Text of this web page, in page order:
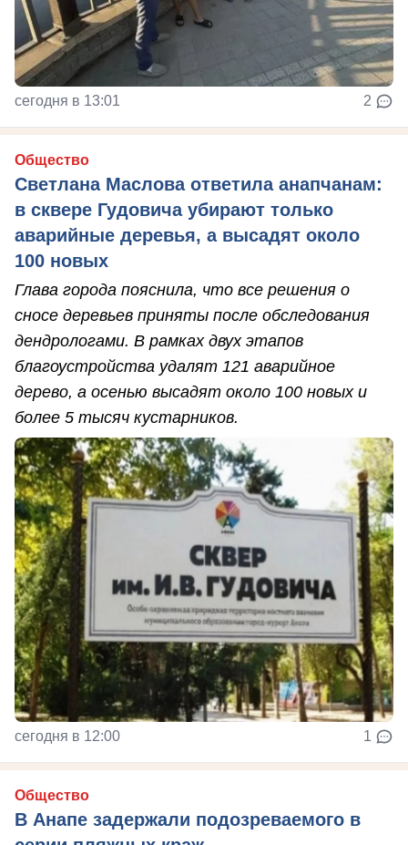
сегодня в 13:01 2
Общество
Светлана Маслова ответила анапчанам:
в сквере Гудовича убирают только
аварийные деревья, а высадят около
100 новых
Глава города пояснила, что все решения о
сносе деревьев приняты после обследования
дендрологами. В рамках двух этапов
благоустройства удалят 121 аварийное
дерево, а осенью высадят около 100 новых и
более 5 тысяч кустарников.
сегодня в 12:00 1
Общество
В Анапе задержали подозреваемого в